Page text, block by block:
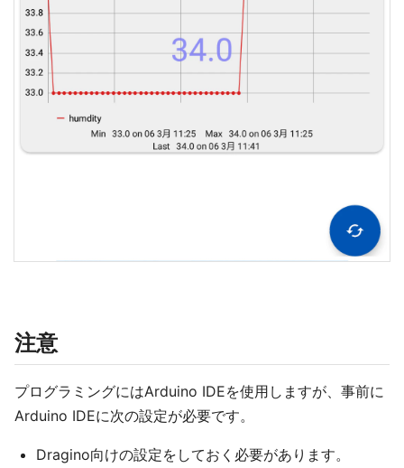
注意
プログラミングにはArduino IDEを使用しますが、事前に
Arduino IDEに次の設定が必要です。
Dragino向けの設定をしておく必要があります。